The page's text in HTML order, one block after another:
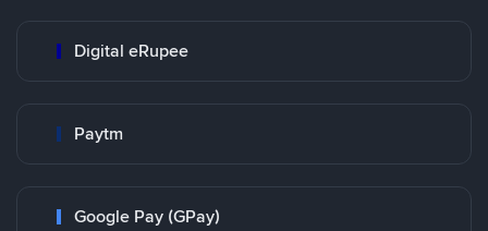
Digital eRupee
Paytm
Google Pay (GPay)